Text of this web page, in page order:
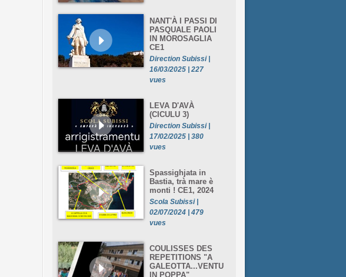
NANT'À I PASSI DI
PASQUALE PAOLI
IN MOROSAGLIA
CE1
Direction Subissi |
16/03/2025 | 227
vues
LEVA D'AVÀ
(CICULU 3)
Direction Subissi |
17/02/2025 | 380
vues
Spassighjata in
Bastia, trà mare è
monti ! CE1, 2024
Scola Subissi |
02/07/2024 | 479
vues
COULISSES DES
REPETITIONS "A
GALEOTTA...VENTU
IN POPPA"